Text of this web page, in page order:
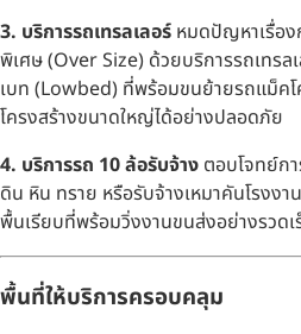
3. บริการรถเทรลเลอร์ หมดปัญหาเรื่อ
พิเศษ (Over Size) ด้วยบริการรถเทรล
เบท (Lowbed) ที่พร้อมขนย้ายรถแม็ค
โครงสร้างขนาดใหญ่ได้อย่างปลอดภัย
4. บริการรถ 10 ล้อรับจ้าง ตอบโจทย์ก
ดิน หิน ทราย หรือรับจ้างเหมาคันโรงง
พื้นเรียบที่พร้อมวิ่งงานขนส่งอย่างรวดเ
พื้นที่ให้บริการครอบคลุม